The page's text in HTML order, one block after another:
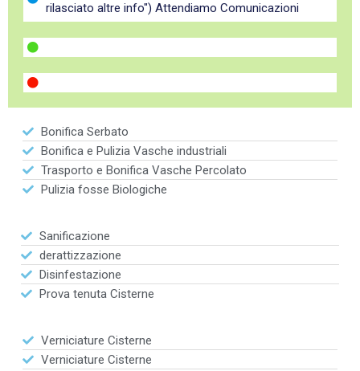
rilasciato altre info") Attendiamo Comunicazioni
Bonifica Serbato
Bonifica e Pulizia Vasche industriali
Trasporto e Bonifica Vasche Percolato
Pulizia fosse Biologiche
Sanificazione
derattizzazione
Disinfestazione
Prova tenuta Cisterne
Verniciature Cisterne
Verniciature Cisterne